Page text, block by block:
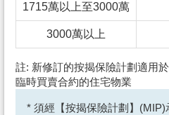
1715萬以上至3000萬
3000萬以上
註: 新修訂的按揭保險計劃適用
臨時買賣合約的住宅物業
* 須經【按揭保險計劃】